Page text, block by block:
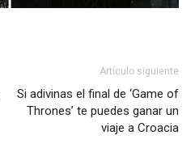
Artículo siguiente
Si adivinas el final de ‘Game of
Thrones’ te puedes ganar un
viaje a Croacia